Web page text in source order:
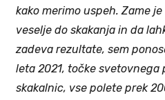
kako merimo uspeh. Zame
veselje do skakanja in da
zadeva rezultate, sem
leta 2021, točke
skakalnic, vse polete prek